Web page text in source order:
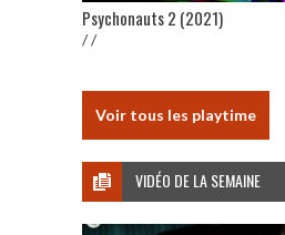
Psychonauts 2 (2021)
/ /
Voir tous les playtime
VIDÉO DE LA SEMAINE